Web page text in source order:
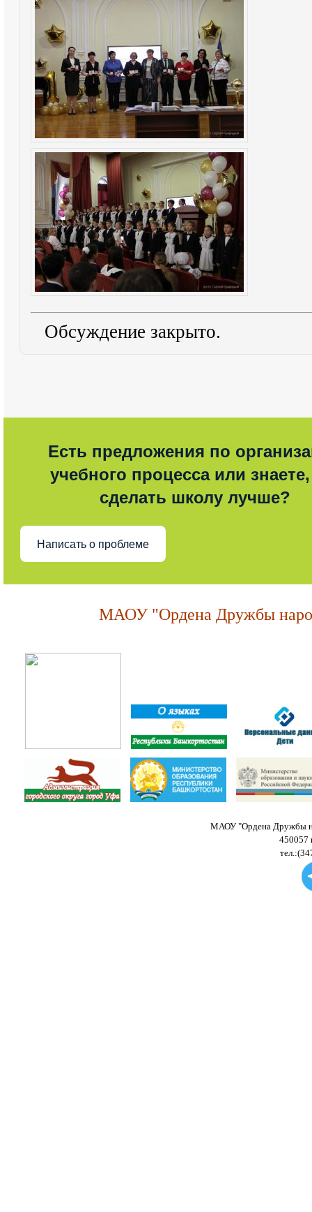
Обсуждение закрыто.
Есть предложения по
учебного процесса или знаете,
сделать школу лучше?
Написать о проблеме
МАОУ "Ордена Дружбы
МАОУ "Ордена Дружбы
450057